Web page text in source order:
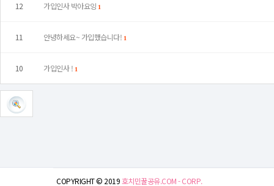
12 가입인사 박아요잉 1
11 안녕하세요~ 가입했습니다! 1
10 가입인사 ! 1
COPYRIGHT © 2019호치민꿀공유.COM - CORP.